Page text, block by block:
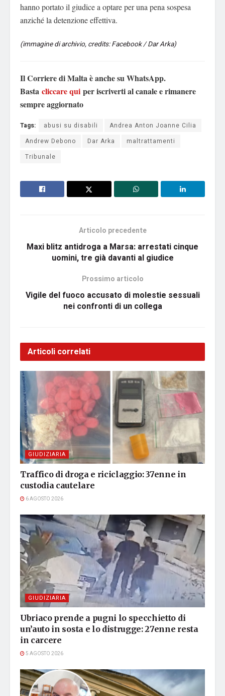
hanno portato il giudice a optare per una pena sospesa
anziché la detenzione effettiva.
(immagine di archivio, credits: Facebook / Dar Arka)
Il Corriere di Malta è anche su WhatsApp.
Basta cliccare qui per iscriverti al canale e rimanere
sempre aggiornato
Tags: abusi su disabili
Andrea Anton Joanne Cilia
Andrew Debono
Dar Arka
maltrattamenti
Tribunale
Articolo precedente
Maxi blitz antidroga a Marsa: arrestati cinque
uomini, tre già davanti al giudice
Prossimo articolo
Vigile del fuoco accusato di molestie sessuali
nei confronti di un collega
Articoli correlati
GIUDIZIARIA
Traffico di droga e riciclaggio: 37enne in
custodia cautelare
6 AGOSTO 2026
GIUDIZIARIA
Ubriaco prende a pugni lo specchietto di
un’auto in sosta e lo distrugge: 27enne resta
in carcere
5 AGOSTO 2026